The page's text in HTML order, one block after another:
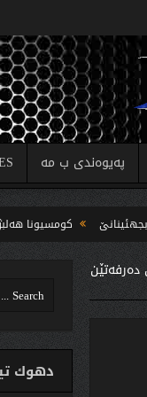
پەیوەندی ب مە
كومسیونا
دهوك